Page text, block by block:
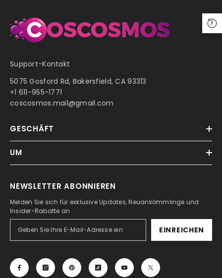
Masters Of The Universe: Revelation
Skeletor Tights Cosplay Costume
Support-Kontakt
5075 Gosford Rd, Bakersfield, CA 93313
+1 611-955-1771
coscosmos.mail@gmail.com
GESCHÄFT
UM
NEWSLETTER ABONNIEREN
Melden Sie sich für exklusive Updates, Neuankömmlinge und
Insider-Rabatte an
EINREICHEN